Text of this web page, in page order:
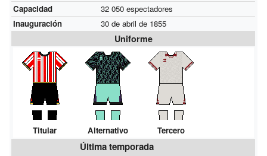
Capacidad
32 050 espectadores
Inauguración
30 de abril de 1855
Uniforme
Titular Alternativo Tercero
Última temporada